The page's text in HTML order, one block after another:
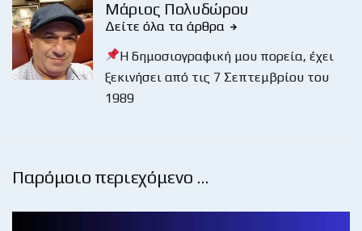
Μάριος Πολυδώρου
Δείτε όλα τα άρθρα
Η δημοσιογραφική μου πορεία, έχει
ξεκινήσει από τις 7 Σεπτεμβρίου του
1989
Παρόμοιο περιεχόμενο …